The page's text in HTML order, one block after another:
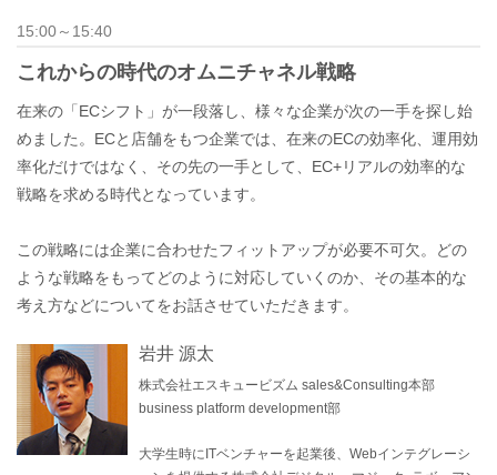
15:00～15:40
これからの時代のオムニチャネル戦略
在来の「ECシフト」が一段落し、様々な企業が次の一手を探し始
めました。ECと店舗をもつ企業では、在来のECの効率化、運用効
率化だけではなく、その先の一手として、EC+リアルの効率的な
戦略を求める時代となっています。
この戦略には企業に合わせたフィットアップが必要不可欠。どの
ような戦略をもってどのように対応していくのか、その基本的な
考え方などについてをお話させていただきます。
岩井 源太
株式会社エスキュービズム sales&Consulting本部
business platform development部
大学生時にITベンチャーを起業後、Webインテグレーシ